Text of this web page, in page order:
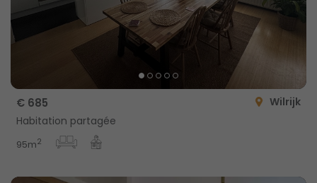
€ 685
Wilrijk
Habitation partagée
95m2